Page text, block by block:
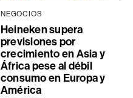
NEGOCIOS
Heineken supera
previsiones por
crecimiento en Asia y
África pese al débil
consumo en Europa y
América